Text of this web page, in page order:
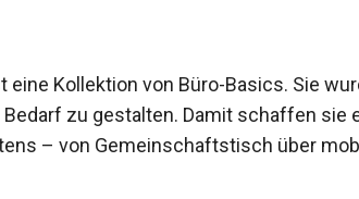
eine Kollektion von Büro-Basics. Sie
zu gestalten. Damit schaffen sie
– von Gemeinschaftstisch über